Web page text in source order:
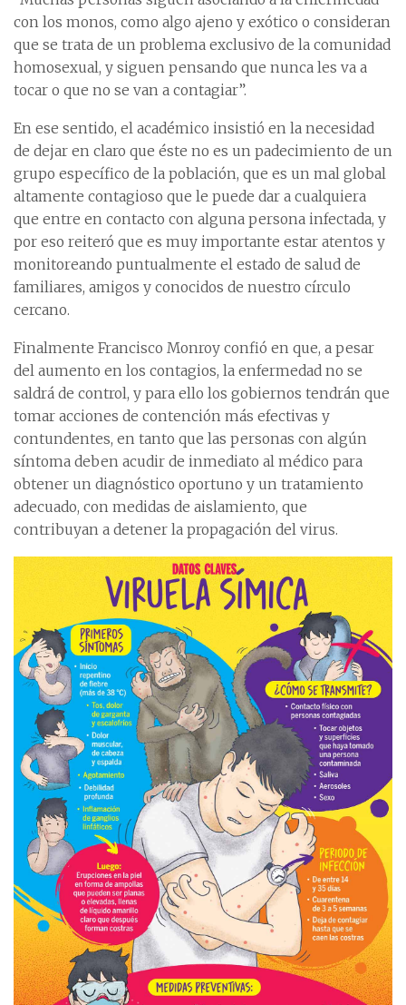
con los monos, como algo ajeno y exótico o consideran
que se trata de un problema exclusivo de la comunidad
homosexual, y siguen pensando que nunca les va a
tocar o que no se van a contagiar”.
En ese sentido, el académico insistió en la necesidad
de dejar en claro que éste no es un padecimiento de un
grupo específico de la población, que es un mal global
altamente contagioso que le puede dar a cualquiera
que entre en contacto con alguna persona infectada, y
por eso reiteró que es muy importante estar atentos y
monitoreando puntualmente el estado de salud de
familiares, amigos y conocidos de nuestro círculo
cercano.
Finalmente Francisco Monroy confió en que, a pesar
del aumento en los contagios, la enfermedad no se
saldrá de control, y para ello los gobiernos tendrán que
tomar acciones de contención más efectivas y
contundentes, en tanto que las personas con algún
síntoma deben acudir de inmediato al médico para
obtener un diagnóstico oportuno y un tratamiento
adecuado, con medidas de aislamiento, que
contribuyan a detener la propagación del virus.